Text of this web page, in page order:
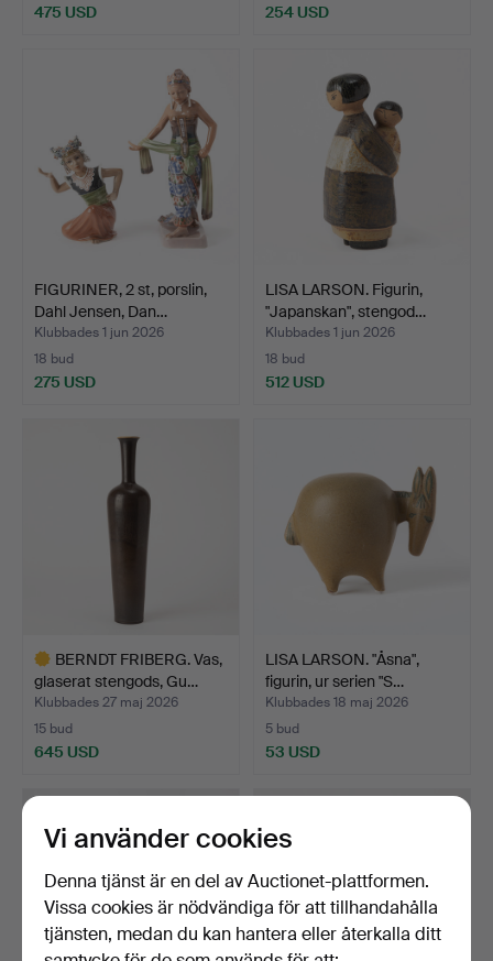
475 USD 254 USD
FIGURINER, 2 st, porslin,
Dahl Jensen, Dan…
Klubbades 1 jun 2026
18 bud
275 USD
LISA LARSON. Figurin,
"Japanskan", stengod…
Klubbades 1 jun 2026
18 bud
512 USD
BERNDT FRIBERG. Vas,
glaserat stengods, Gu…
Klubbades 27 maj 2026
15 bud
645 USD
föremål
LISA LARSON. "Åsna",
figurin, ur serien "S…
Klubbades 18 maj 2026
5 bud
53 USD
Vi använder cookies
Denna tjänst är en del av Auctionet-plattformen.
Vissa cookies är nödvändiga för att tillhandahålla
tjänsten, medan du kan hantera eller återkalla ditt